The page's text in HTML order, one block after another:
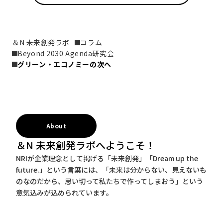
＆N 未来創発ラボ
コラム
Beyond 2030 Agenda研究会
グリーン・エコノミーの次へ
About
＆N 未来創発ラボへようこそ！
NRIが企業理念として掲げる「未来創発」「Dream up the
future.」という言葉には、「未来は分からない、見えないも
のなのだから、思い切って私たちで作ってしまおう」という
意気込みが込められています。